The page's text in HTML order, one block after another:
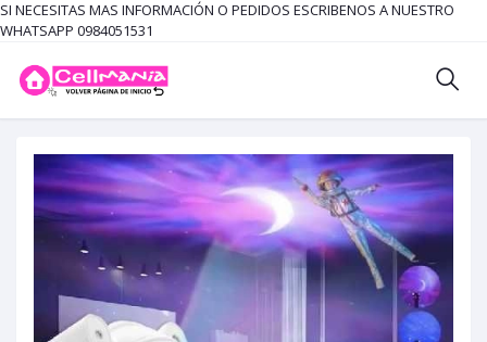
SI NECESITAS MAS INFORMACIÓN O PEDIDOS ESCRIBENOS A NUESTRO
WHATSAPP 0984051531